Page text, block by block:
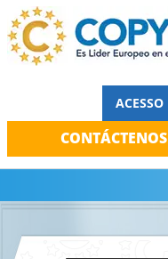
ACESSO
CONTÁCTENOS